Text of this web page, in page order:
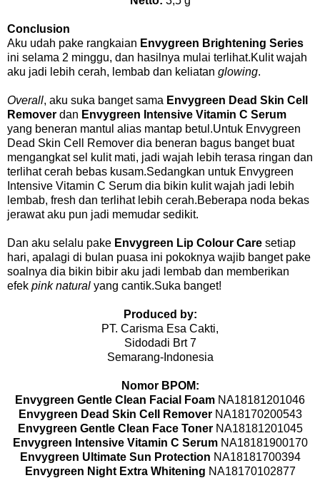
Conclusion
Aku udah pake rangkaian Envygreen Brightening Series
ini selama 2 minggu, dan hasilnya mulai terlihat.Kulit wajah
aku jadi lebih cerah, lembab dan keliatan glowing.
Overall, aku suka banget sama Envygreen Dead Skin Cell
Remover dan Envygreen Intensive Vitamin C Serum
yang beneran mantul alias mantap betul.Untuk Envygreen
Dead Skin Cell Remover dia beneran bagus banget buat
mengangkat sel kulit mati, jadi wajah lebih terasa ringan dan
terlihat cerah bebas kusam.Sedangkan untuk Envygreen
Intensive Vitamin C Serum dia bikin kulit wajah jadi lebih
lembab, fresh dan terlihat lebih cerah.Beberapa noda bekas
jerawat aku pun jadi memudar sedikit.
Dan aku selalu pake Envygreen Lip Colour Care setiap
hari, apalagi di bulan puasa ini pokoknya wajib banget pake
soalnya dia bikin bibir aku jadi lembab dan memberikan
efek pink natural yang cantik.Suka banget!
Produced by:
PT. Carisma Esa Cakti,
Sidodadi Brt 7
Semarang-Indonesia
Nomor BPOM:
Envygreen Gentle Clean Facial Foam NA18181201046
Envygreen Dead Skin Cell Remover NA18170200543
Envygreen Gentle Clean Face Toner NA18181201045
Envygreen Intensive Vitamin C Serum NA18181900170
Envygreen Ultimate Sun Protection NA18181700394
Envygreen Night Extra Whitening NA18170102877